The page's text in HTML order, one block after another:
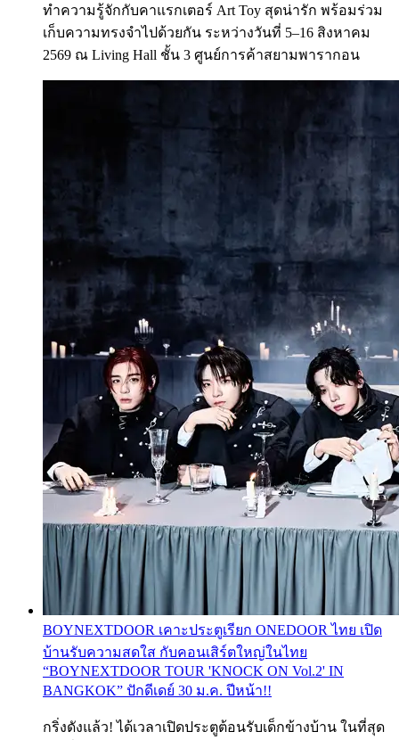
ทำความรู้จักกับคาแรกเตอร์ Art Toy สุดน่ารัก พร้อมร่วม
เก็บความทรงจำไปด้วยกัน ระหว่างวันที่ 5–16 สิงหาคม
2569 ณ Living Hall ชั้น 3 ศูนย์การค้าสยามพารากอน
BOYNEXTDOOR เคาะประตูเรียก ONEDOOR ไทย เปิด
บ้านรับความสดใส กับคอนเสิร์ตใหญ่ในไทย
“BOYNEXTDOOR TOUR 'KNOCK ON Vol.2' IN
BANGKOK” ปักดีเดย์ 30 ม.ค. ปีหน้า!!
กริ่งดังแล้ว! ได้เวลาเปิดประตูต้อนรับเด็กข้างบ้าน ในที่สุด